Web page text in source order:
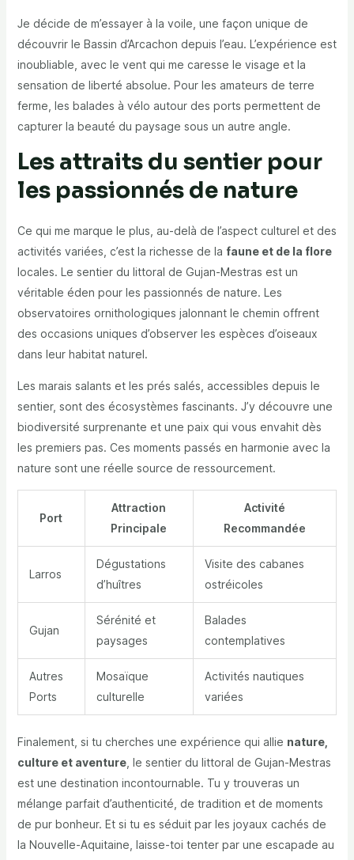
Je décide de m’essayer à la voile, une façon unique de
découvrir le Bassin d’Arcachon depuis l’eau. L’expérience est
inoubliable, avec le vent qui me caresse le visage et la
sensation de liberté absolue. Pour les amateurs de terre
ferme, les balades à vélo autour des ports permettent de
capturer la beauté du paysage sous un autre angle.
Les attraits du sentier pour
les passionnés de nature
Ce qui me marque le plus, au-delà de l’aspect culturel et des
activités variées, c’est la richesse de la faune et de la flore
locales. Le sentier du littoral de Gujan-Mestras est un
véritable éden pour les passionnés de nature. Les
observatoires ornithologiques jalonnant le chemin offrent
des occasions uniques d’observer les espèces d’oiseaux
dans leur habitat naturel.
Les marais salants et les prés salés, accessibles depuis le
sentier, sont des écosystèmes fascinants. J’y découvre une
biodiversité surprenante et une paix qui vous envahit dès
les premiers pas. Ces moments passés en harmonie avec la
nature sont une réelle source de ressourcement.
Port
Attraction
Principale
Activité
Recommandée
Larros
Dégustations
d’huîtres
Visite des cabanes
ostréicoles
Gujan
Sérénité et
paysages
Balades
contemplatives
Autres
Ports
Mosaïque
culturelle
Activités nautiques
variées
Finalement, si tu cherches une expérience qui allie nature,
culture et aventure, le sentier du littoral de Gujan-Mestras
est une destination incontournable. Tu y trouveras un
mélange parfait d’authenticité, de tradition et de moments
de pur bonheur. Et si tu es séduit par les joyaux cachés de
la Nouvelle-Aquitaine, laisse-toi tenter par une escapade au